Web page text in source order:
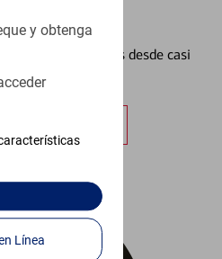
y obtenga
Continúe para entrar en la Banca en Línea
Alertas³
de sus finanzas desde casi
lugar.